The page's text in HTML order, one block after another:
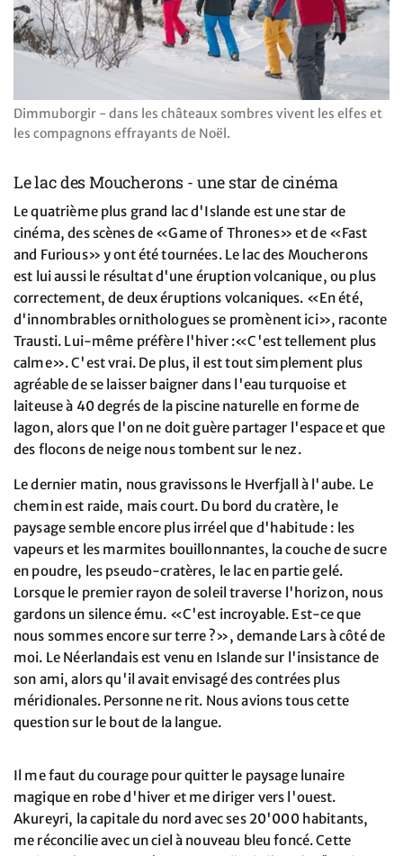
Dimmuborgir - dans les châteaux sombres vivent les elfes et
les compagnons effrayants de Noël.
Le lac des Moucherons - une star de cinéma
Le quatrième plus grand lac d'Islande est une star de
cinéma, des scènes de «Game of Thrones» et de «Fast
and Furious» y ont été tournées. Le lac des Moucherons
est lui aussi le résultat d'une éruption volcanique, ou plus
correctement, de deux éruptions volcaniques. «En été,
d'innombrables ornithologues se promènent ici», raconte
Trausti. Lui-même préfère l'hiver :«C'est tellement plus
calme». C'est vrai. De plus, il est tout simplement plus
agréable de se laisser baigner dans l'eau turquoise et
laiteuse à 40 degrés de la piscine naturelle en forme de
lagon, alors que l'on ne doit guère partager l'espace et que
des flocons de neige nous tombent sur le nez.
Le dernier matin, nous gravissons le Hverfjall à l'aube. Le
chemin est raide, mais court. Du bord du cratère, le
paysage semble encore plus irréel que d'habitude : les
vapeurs et les marmites bouillonnantes, la couche de sucre
en poudre, les pseudo-cratères, le lac en partie gelé.
Lorsque le premier rayon de soleil traverse l'horizon, nous
gardons un silence ému. «C'est incroyable. Est-ce que
nous sommes encore sur terre ?», demande Lars à côté de
moi. Le Néerlandais est venu en Islande sur l'insistance de
son ami, alors qu'il avait envisagé des contrées plus
méridionales. Personne ne rit. Nous avions tous cette
question sur le bout de la langue.
Il me faut du courage pour quitter le paysage lunaire
magique en robe d'hiver et me diriger vers l'ouest.
Akureyri, la capitale du nord avec ses 20'000 habitants,
me réconcilie avec un ciel à nouveau bleu foncé. Cette